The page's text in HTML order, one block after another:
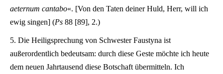
aeternum cantabo«. [Von den Taten deiner Huld, Herr, will ich
ewig singen] (Ps 88 [89], 2.)
5. Die Heiligsprechung von Schwester Faustyna ist
außerordentlich bedeutsam: durch diese Geste möchte ich heute
dem neuen Jahrtausend diese Botschaft übermitteln. Ich